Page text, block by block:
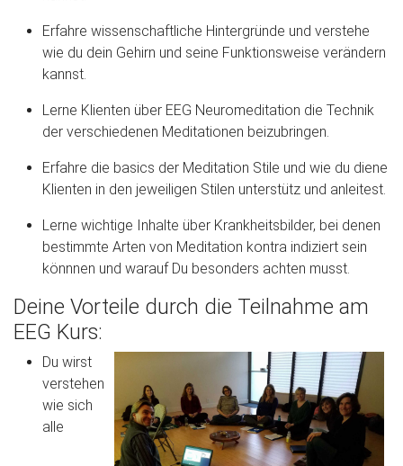
Erfahre wissenschaftliche Hintergründe und verstehe
wie du dein Gehirn und seine Funktionsweise verändern
kannst.
Lerne Klienten über EEG Neuromeditation die Technik
der verschiedenen Meditationen beizubringen.
Erfahre die basics der Meditation Stile und wie du diene
Klienten in den jeweiligen Stilen unterstütz und anleitest.
Lerne wichtige Inhalte über Krankheitsbilder, bei denen
bestimmte Arten von Meditation kontra indiziert sein
könnnen und warauf Du besonders achten musst.
Deine Vorteile durch die Teilnahme am
EEG Kurs:
Du wirst
verstehen
wie sich
alle